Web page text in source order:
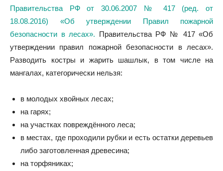
Правительства РФ от 30.06.2007 № 417 (ред. от
18.08.2016) «Об утверждении Правил пожарной
безопасности в лесах». Правительства РФ № 417 «Об
утверждении правил пожарной безопасности в лесах».
Разводить костры и жарить шашлык, в том числе на
мангалах, категорически нельзя:
в молодых хвойных лесах;
на гарях;
на участках повреждённого леса;
в местах, где проходили рубки и есть остатки деревьев
либо заготовленная древесина;
на торфяниках;